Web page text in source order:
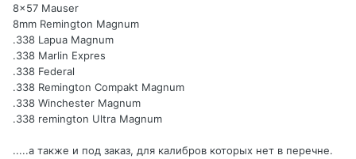
8x57 Mauser
8mm Remington Magnum
.338 Lapua Magnum
.338 Marlin Expres
.338 Federal
.338 Remington Compakt Magnum
.338 Winchester Magnum
.338 remington Ultra Magnum
.....а также и под заказ, для калибров которых нет в перечне.